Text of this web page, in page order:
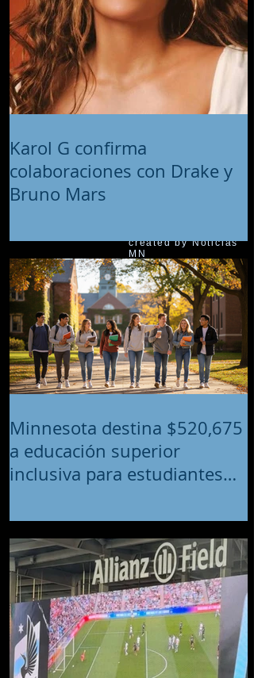
created by Noticias
MN
Karol G confirma
colaboraciones con Drake y
Bruno Mars
Minnesota destina $520,675
a educación superior
inclusiva para estudiantes
intelectuales y del desarrollo